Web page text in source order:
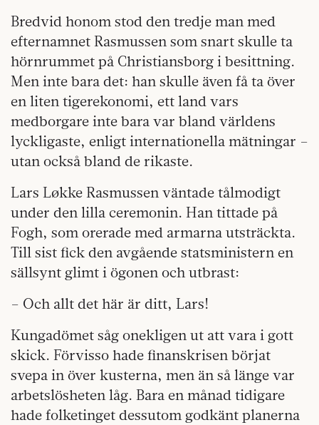
Bredvid honom stod den tredje man med
efternamnet Rasmussen som snart skulle ta
hörnrummet på Christiansborg i besittning.
Men inte bara det: han skulle även få ta över
en liten tigerekonomi, ett land vars
medborgare inte bara var bland världens
lyckligaste, enligt internationella mätningar –
utan också bland de rikaste.
Lars Løkke Rasmussen väntade tålmodigt
under den lilla ceremonin. Han tittade på
Fogh, som orerade med armarna utsträckta.
Till sist fick den avgående statsministern en
sällsynt glimt i ögonen och utbrast:
– Och allt det här är ditt, Lars!
Kungadömet såg onekligen ut att vara i gott
skick. Förvisso hade finanskrisen börjat
svepa in över kusterna, men än så länge var
arbetslösheten låg. Bara en månad tidigare
hade folketinget dessutom godkänt planerna